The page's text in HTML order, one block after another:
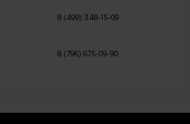
8 (499) 348-15-09
8 (796) 675-09-90